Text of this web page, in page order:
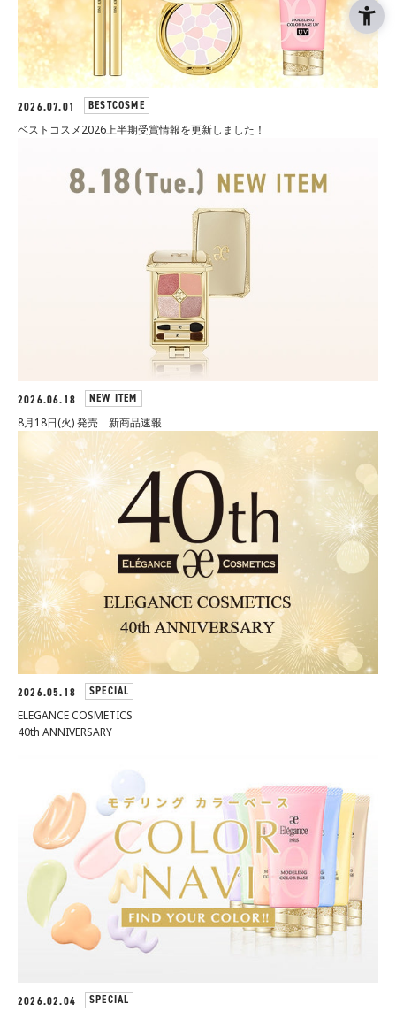
2026.07.01 BESTCOSME
ベストコスメ2026上半期受賞情報を更新しました！
2026.06.18 NEW ITEM
8月18日(火) 発売 新商品速報
2026.05.18 SPECIAL
ELEGANCE COSMETICS
40th ANNIVERSARY
2026.02.04 SPECIAL